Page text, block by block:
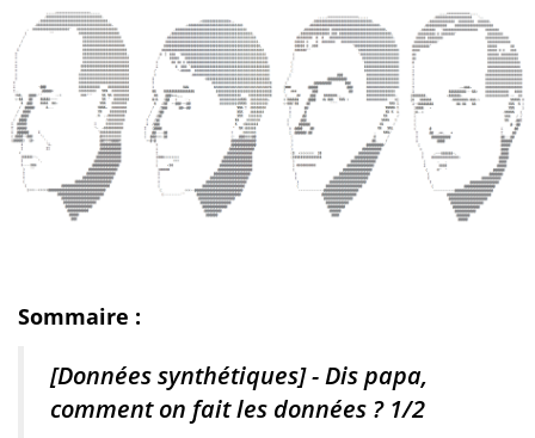
Sommaire :
[Données synthétiques] - Dis papa,
comment on fait les données ? 1/2